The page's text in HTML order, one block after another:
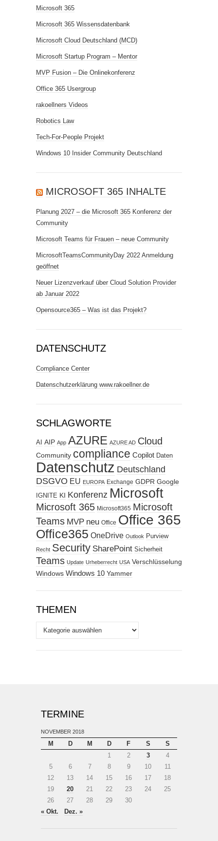
Microsoft 365
Microsoft 365 Wissensdatenbank
Microsoft Cloud Deutschland (MCD)
Microsoft Startup Program – Mentor
MVP Fusion – Die Onlinekonferenz
Office 365 Usergroup
rakoellners Videos
Robotics Law
Tech-For-People Projekt
Windows 10 Insider Community Deutschland
MICROSOFT 365 INHALTE
Planung 2027 – die Microsoft 365 Konferenz der
Community
Microsoft Teams für Frauen – neue Community
MicrosoftTeamsCommunityDay 2022 Anmeldung
geöffnet
Neuer Lizenzverkauf über Cloud Solution Provider
ab Januar 2022
Opensource365 – Was ist das Projekt?
DATENSCHUTZ
Compliance Center
Datenschutzerklärung www.rakoellner.de
SCHLAGWORTE
AI AIP App AZURE AZURE AD Cloud
Community compliance Copilot Daten
Datenschutz Deutschland
DSGVO EU EUROPA Exchange GDPR Google
IGNITE KI Konferenz Microsoft
Microsoft 365 Microsoft365 Microsoft
Teams MVP neu Office Office 365
Office365 OneDrive Outlook Purview
Recht Security SharePoint Sicherheit
Teams Update Urheberrecht USA Verschlüsselung
Windows Windows 10 Yammer
THEMEN
Themen
TERMINE
NOVEMBER 2018
M D M D F S
S
1
2 3
4
5
6 7 8 9 10
11
12
13 14 15 16 17
18
19
20 21 22 23 24
25
26
27 28 29
30
« Okt.
Dez. »